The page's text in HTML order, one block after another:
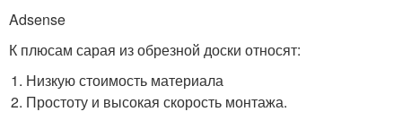
Adsense
К плюсам сарая из обрезной доски относят:
Низкую стоимость материала
Простоту и высокая скорость монтажа.